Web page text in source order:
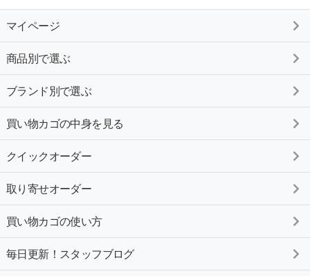
マイページ
商品別で選ぶ
ブランド別で選ぶ
買い物カゴの中身を見る
クイックオーダー
取り寄せオーダー
買い物カゴの使い方
毎日更新！スタッフブログ